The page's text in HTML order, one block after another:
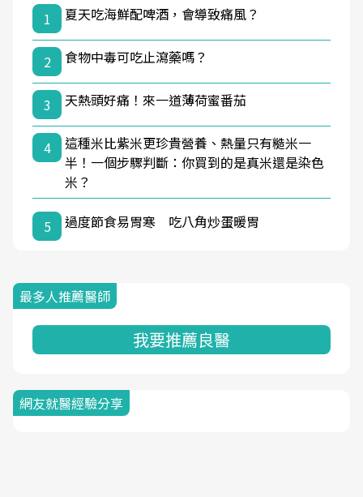
1 夏天吃海鮮配啤酒，會導致痛風？
2 食物中毒可吃止瀉藥嗎？
3 天熱頭好痛！來一道薄荷蜜番茄
4
這種米比紫米更珍貴營養、熱量只有糙米一
半！一個步驟判斷：你買到的是真米還是染色
米？
5 過度節食易胃寒 吃八角炒蛋暖胃
最多人推薦醫師
我要推薦良醫
網友就醫經驗分享